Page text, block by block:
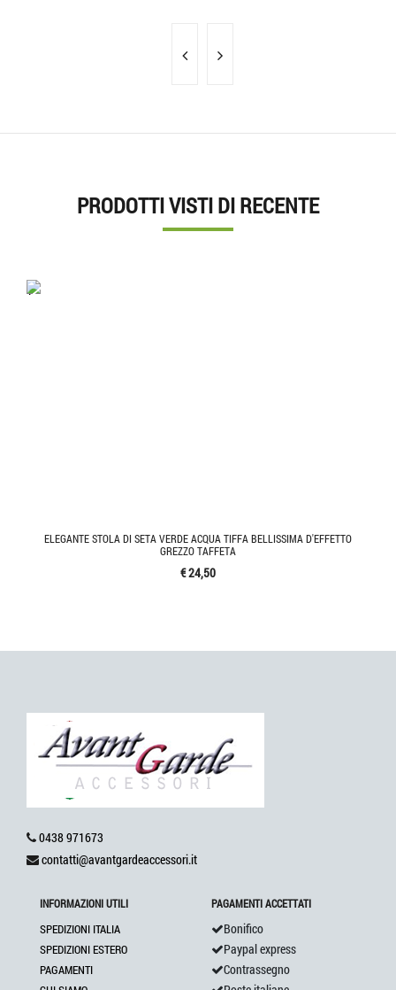
PRODOTTI VISTI DI RECENTE
'.'
ELEGANTE STOLA DI SETA VERDE ACQUA TIFFA BELLISSIMA D'EFFETTO
GREZZO TAFFETA
€ 24,50
0438 971673
contatti@avantgardeaccessori.it
INFORMAZIONI UTILI
SPEDIZIONI ITALIA
SPEDIZIONI ESTERO
PAGAMENTI
PAGAMENTI ACCETTATI
Bonifico
Paypal express
Contrassegno